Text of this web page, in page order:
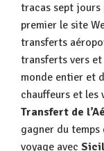
tracas sept jours
premier le site
transferts
transferts vers et
monde entier et
chauffeurs et les
Transfert de
gagner du
voyage avec